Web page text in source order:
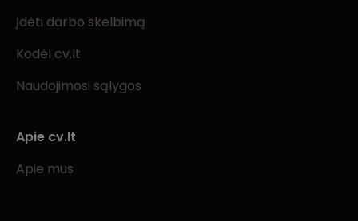
Įdėti darbo skelbimą
Kodėl cv.lt
Naudojimosi sąlygos
Apie cv.lt
Apie mus